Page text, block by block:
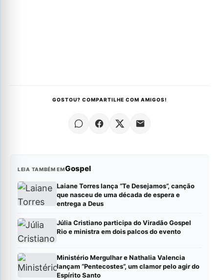
GOSTOU? COMPARTILHE COM AMIGOS!
LEIA TAMBÉM EMGospel
Laiane Torres lança “Te Desejamos”, canção
que nasceu de uma década de espera e
entrega a Deus
Júlia Cristiano participa do Viradão Gospel
Rio e ministra em dois palcos do evento
Ministério Mergulhar e Nathalia Valencia
lançam “Pentecostes”, um clamor pelo agir do
Espírito Santo